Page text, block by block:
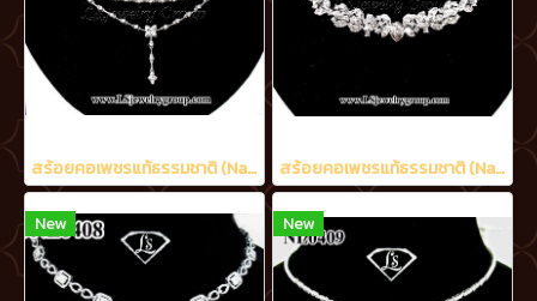
สร้อยคอเพชรแท้ธรรมชาติ (Natural Diamonds) 2.02 Ct. สร้อยคอเพชรแท้ธรรมชาติ (Natural Diamonds) 6.50 Ct.
New New